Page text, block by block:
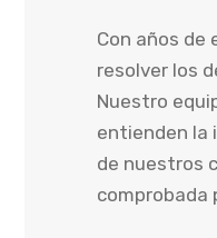
Con años de
resolver los
Nuestro
entienden la
de nuestros
comprobada